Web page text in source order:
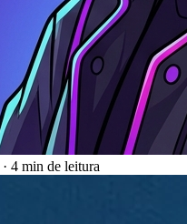
· 4 min de leitura